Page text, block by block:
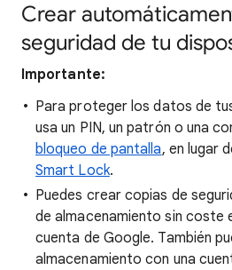
Crear
seguridad de tu
Importante:
Para proteger los datos de
usa un PIN, un patrón o una
bloqueo de pantalla, en lugar
Smart Lock.
Puedes crear copias de
de almacenamiento sin coste
cuenta de Google. También
almacenamiento con una